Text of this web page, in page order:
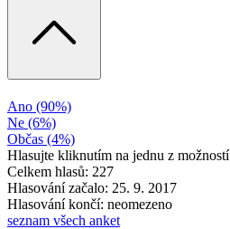
Ano (90%)
Ne (6%)
Občas (4%)
Hlasujte kliknutím na jednu z možností
Celkem hlasů: 227
Hlasování začalo: 25. 9. 2017
Hlasování končí: neomezeno
seznam všech anket